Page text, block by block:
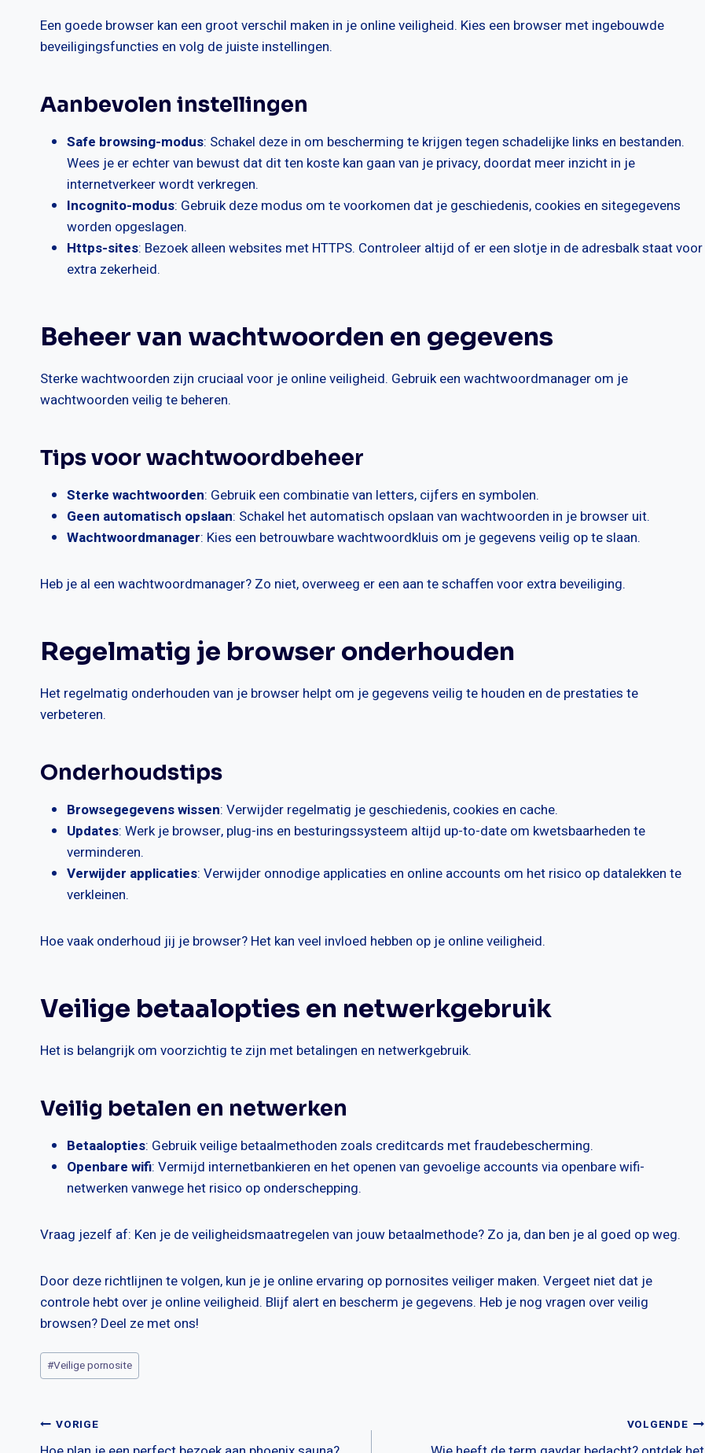
Een goede browser kan een groot verschil maken in je online veiligheid. Kies een browser met ingebouwde
beveiligingsfuncties en volg de juiste instellingen.
Aanbevolen instellingen
Safe browsing-modus: Schakel deze in om bescherming te krijgen tegen schadelijke links en bestanden.
Wees je er echter van bewust dat dit ten koste kan gaan van je privacy, doordat meer inzicht in je
internetverkeer wordt verkregen.
Incognito-modus: Gebruik deze modus om te voorkomen dat je geschiedenis, cookies en sitegegevens
worden opgeslagen.
Https-sites: Bezoek alleen websites met HTTPS. Controleer altijd of er een slotje in de adresbalk staat voor
extra zekerheid.
Beheer van wachtwoorden en gegevens
Sterke wachtwoorden zijn cruciaal voor je online veiligheid. Gebruik een wachtwoordmanager om je
wachtwoorden veilig te beheren.
Tips voor wachtwoordbeheer
Sterke wachtwoorden: Gebruik een combinatie van letters, cijfers en symbolen.
Geen automatisch opslaan: Schakel het automatisch opslaan van wachtwoorden in je browser uit.
Wachtwoordmanager: Kies een betrouwbare wachtwoordkluis om je gegevens veilig op te slaan.
Heb je al een wachtwoordmanager? Zo niet, overweeg er een aan te schaffen voor extra beveiliging.
Regelmatig je browser onderhouden
Het regelmatig onderhouden van je browser helpt om je gegevens veilig te houden en de prestaties te
verbeteren.
Onderhoudstips
Browsegegevens wissen: Verwijder regelmatig je geschiedenis, cookies en cache.
Updates: Werk je browser, plug-ins en besturingssysteem altijd up-to-date om kwetsbaarheden te
verminderen.
Verwijder applicaties: Verwijder onnodige applicaties en online accounts om het risico op datalekken te
verkleinen.
Hoe vaak onderhoud jij je browser? Het kan veel invloed hebben op je online veiligheid.
Veilige betaalopties en netwerkgebruik
Het is belangrijk om voorzichtig te zijn met betalingen en netwerkgebruik.
Veilig betalen en netwerken
Betaalopties: Gebruik veilige betaalmethoden zoals creditcards met fraudebescherming.
Openbare wifi: Vermijd internetbankieren en het openen van gevoelige accounts via openbare wifi-
netwerken vanwege het risico op onderschepping.
Vraag jezelf af: Ken je de veiligheidsmaatregelen van jouw betaalmethode? Zo ja, dan ben je al goed op weg.
Door deze richtlijnen te volgen, kun je je online ervaring op pornosites veiliger maken. Vergeet niet dat je
controle hebt over je online veiligheid. Blijf alert en bescherm je gegevens. Heb je nog vragen over veilig
browsen? Deel ze met ons!
Bericht
tags:
#Veilige pornosite
Bericht
VORIGE VOLGENDE